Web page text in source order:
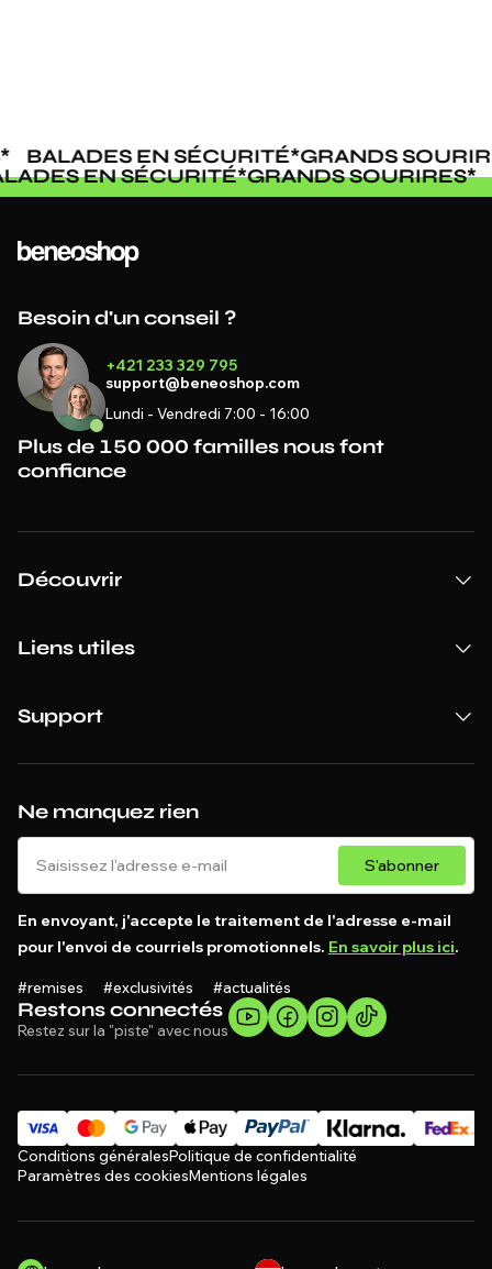
EN SÉCURITÉ*GRANDS SOURIRES*
BALADES EN SÉCURITÉ*GRANDS
Restons connectés
Restez sur la "piste" avec nous
Ne manquez rien
S'abonner
En envoyant, j'accepte le traitement de l'adresse e-mail
pour l'envoi de courriels promotionnels. En savoir plus ici.
#remises #exclusivités #actualités
Besoin d'un conseil ?
+421 233 329 795
support@beneoshop.com
Lundi - Vendredi 7:00 - 16:00
Plus de 150 000 familles nous font
confiance
Découvrir
Liens utiles
Support
Conditions généralesPolitique de confidentialité
Paramètres des cookiesMentions légales